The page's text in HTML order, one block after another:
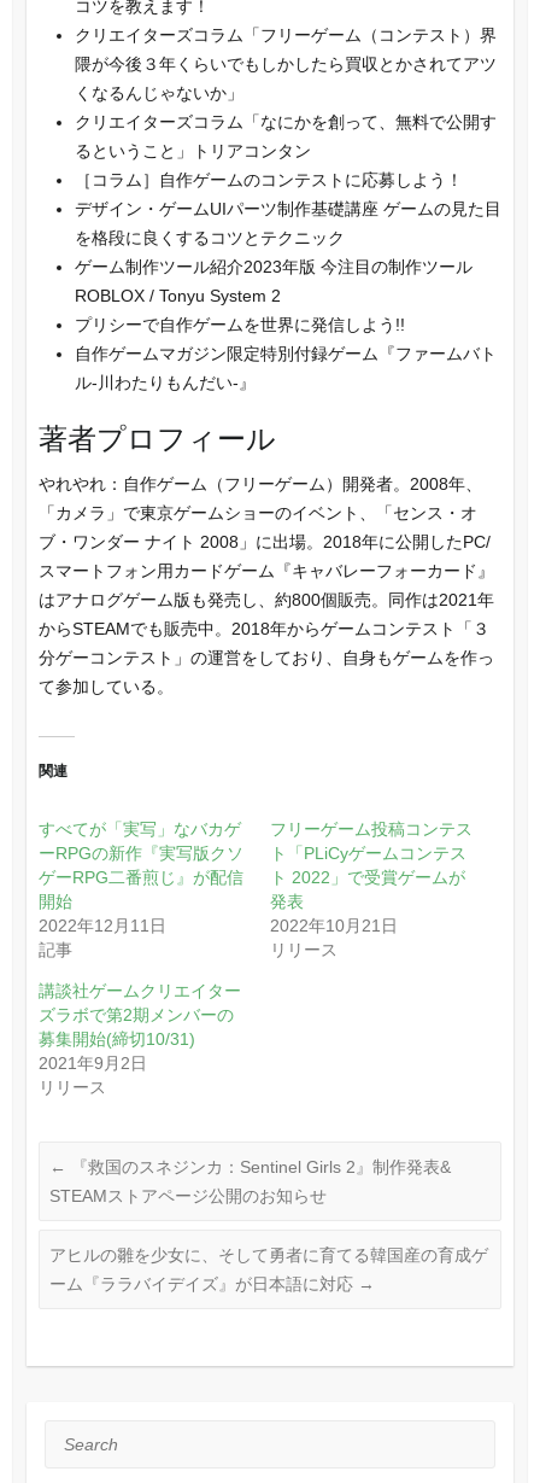
コツを教えます！
クリエイターズコラム「フリーゲーム（コンテスト）界
隈が今後３年くらいでもしかしたら買収とかされてアツ
くなるんじゃないか」
クリエイターズコラム「なにかを創って、無料で公開す
るということ」トリアコンタン
［コラム］自作ゲームのコンテストに応募しよう！
デザイン・ゲームUIパーツ制作基礎講座 ゲームの見た目
を格段に良くするコツとテクニック
ゲーム制作ツール紹介2023年版 今注目の制作ツール
ROBLOX / Tonyu System 2
プリシーで自作ゲームを世界に発信しよう!!
自作ゲームマガジン限定特別付録ゲーム『ファームバト
ル-川わたりもんだい-』
著者プロフィール
やれやれ：自作ゲーム（フリーゲーム）開発者。2008年、
「カメラ」で東京ゲームショーのイベント、「センス・オ
ブ・ワンダー ナイト 2008」に出場。2018年に公開したPC/
スマートフォン用カードゲーム『キャバレーフォーカード』
はアナログゲーム版も発売し、約800個販売。同作は2021年
からSTEAMでも販売中。2018年からゲームコンテスト「３
分ゲーコンテスト」の運営をしており、自身もゲームを作っ
て参加している。
関連
すべてが「実写」なバカゲ
ーRPGの新作『実写版クソ
ゲーRPG二番煎じ』が配信
開始
2022年12月11日
記事
フリーゲーム投稿コンテス
ト「PLiCyゲームコンテス
ト 2022」で受賞ゲームが
発表
2022年10月21日
リリース
講談社ゲームクリエイター
ズラボで第2期メンバーの
募集開始(締切10/31)
2021年9月2日
リリース
←
『救国のスネジンカ：Sentinel Girls 2』制作発表&
STEAMストアページ公開のお知らせ
アヒルの雛を少女に、そして勇者に育てる韓国産の育成ゲ
ーム『ララバイデイズ』が日本語に対応 →
Search